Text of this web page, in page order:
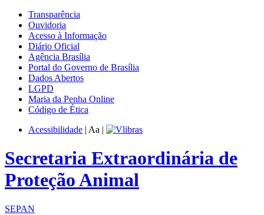
Transparência
Ouvidoria
Acesso à Informação
Diário Oficial
Agência Brasília
Portal do Governo de Brasília
Dados Abertos
LGPD
Maria da Penha Online
Código de Ética
Acessibilidade | Aa |
Secretaria Extraordinária de
Proteção Animal
SEPAN